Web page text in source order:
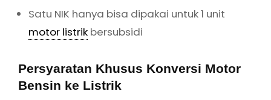
Satu NIK hanya bisa dipakai untuk 1 unit
motor listrik bersubsidi
Persyaratan Khusus Konversi Motor
Bensin ke Listrik